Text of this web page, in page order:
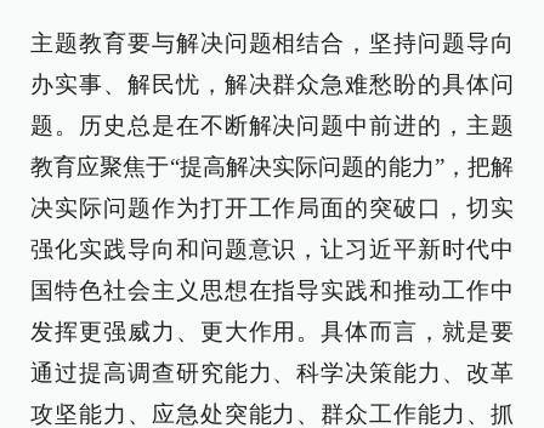
主题教育要与解决问题相结合，坚持问题导向
办实事、解民忧，解决群众急难愁盼的具体问
题。历史总是在不断解决问题中前进的，主题
教育应聚焦于“提高解决实际问题的能力”，把解
决实际问题作为打开工作局面的突破口，切实
强化实践导向和问题意识，让习近平新时代中
国特色社会主义思想在指导实践和推动工作中
发挥更强威力、更大作用。具体而言，就是要
通过提高调查研究能力、科学决策能力、改革
攻坚能力、应急处突能力、群众工作能力、抓